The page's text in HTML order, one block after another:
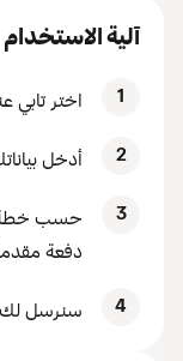
آلية الاستخدام
1 اختر تابي
2 أدخل
3
حسب خطة
دفعة
4 سنرسل لك